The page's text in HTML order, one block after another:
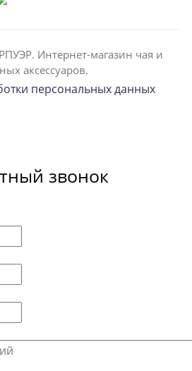
Интернет-магазин чая и
аксессуаров.
персональных данных
звонок